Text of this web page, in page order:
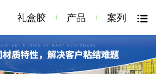
礼盒胶 产品 案列